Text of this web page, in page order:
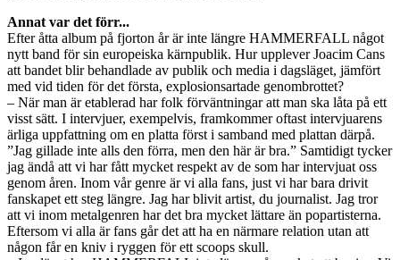
Annat var det förr...
Efter åtta album på fjorton år är inte längre HAMMERFALL något
nytt band för sin europeiska kärnpublik. Hur upplever Joacim Cans
att bandet blir behandlade av publik och media i dagsläget, jämfört
med vid tiden för det första, explosionsartade genombrottet?
– När man är etablerad har folk förväntningar att man ska låta på ett
visst sätt. I intervjuer, exempelvis, framkommer oftast intervjuarens
ärliga uppfattning om en platta först i samband med plattan därpå.
”Jag gillade inte alls den förra, men den här är bra.” Samtidigt tycker
jag ändå att vi har fått mycket respekt av de som har intervjuat oss
genom åren. Inom vår genre är vi alla fans, just vi har bara drivit
fanskapet ett steg längre. Jag har blivit artist, du journalist. Jag tror
att vi inom metalgenren har det bra mycket lättare än popartisterna.
Eftersom vi alla är fans går det att ha en närmare relation utan att
någon får en kniv i ryggen för ett scoops skull.